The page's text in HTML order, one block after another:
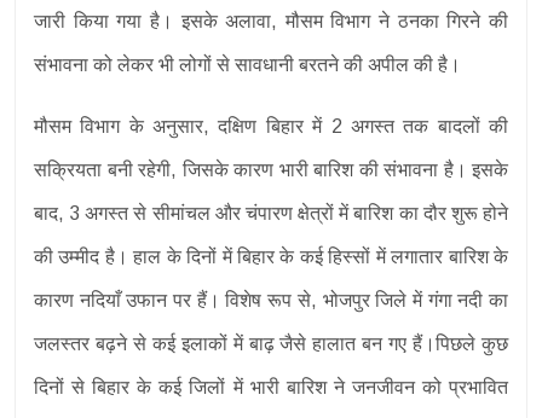
जारी किया गया है। इसके अलावा, मौसम विभाग ने ठनका गिरने की
संभावना को लेकर भी लोगों से सावधानी बरतने की अपील की है।
मौसम विभाग के अनुसार, दक्षिण बिहार में 2 अगस्त तक बादलों की
सक्रियता बनी रहेगी, जिसके कारण भारी बारिश की संभावना है। इसके
बाद, 3 अगस्त से सीमांचल और चंपारण क्षेत्रों में बारिश का दौर शुरू होने
की उम्मीद है। हाल के दिनों में बिहार के कई हिस्सों में लगातार बारिश के
कारण नदियाँ उफान पर हैं। विशेष रूप से, भोजपुर जिले में गंगा नदी का
जलस्तर बढ़ने से कई इलाकों में बाढ़ जैसे हालात बन गए हैं।पिछले कुछ
दिनों से बिहार के कई जिलों में भारी बारिश ने जनजीवन को प्रभावित